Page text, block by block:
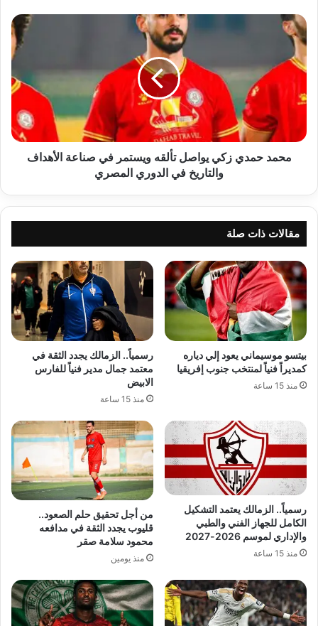
صوتيات
محمد
حمدي
زكي
يواصل
ويستمر
في
الأهداف
والتاريخمحمد حمدي زكي يواصل تألقه ويستمر في صناعة الأهداف
والتاريخ في الدوري المصري
مقالات ذات صلة
بيتسو موسيماني يعود إلي دياره
كمديراً فنياً لمنتخب جنوب إفريقيا
منذ 15 ساعة
رسمياً.. الزمالك يجدد الثقة في
معتمد جمال مدير فنياً للفارس
الابيض
منذ 15 ساعة
رسمياً.. الزمالك يعتمد التشكيل
الكامل للجهاز الفني والطبي
والإداري لموسم 2026-2027
منذ 15 ساعة
من أجل تحقيق حلم الصعود..
قليوب يجدد الثقة في مدافعه
محمود سلامة صقر
منذ يومين